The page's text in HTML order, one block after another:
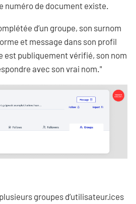
numéro de document existe.
d’un groupe, son surnom
et message dans son profil
est publiquement vérifié, son nom
avec son vrai nom."
groupes d’utilisateur·ices